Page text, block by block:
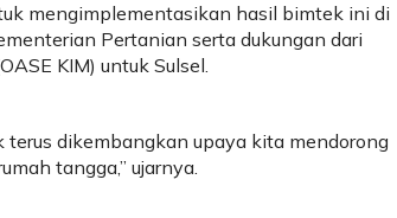
mengimplementasikan hasil bimtek ini di
Pertanian serta dukungan dari
KIM) untuk Sulsel.
dikembangkan upaya kita mendorong
tangga,” ujarnya.